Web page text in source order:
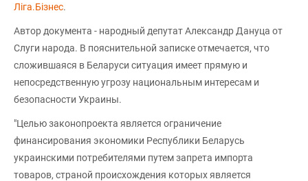
Лiга.Бізнес.
Автор документа - народный депутат Александр Дануца от
Слуги народа. В пояснительной записке отмечается, что
сложившаяся в Беларуси ситуация имеет прямую и
непосредственную угрозу национальным интересам и
безопасности Украины.
"Целью законопроекта является ограничение
финансирования экономики Республики Беларусь
украинскими потребителями путем запрета импорта
товаров, страной происхождения которых является